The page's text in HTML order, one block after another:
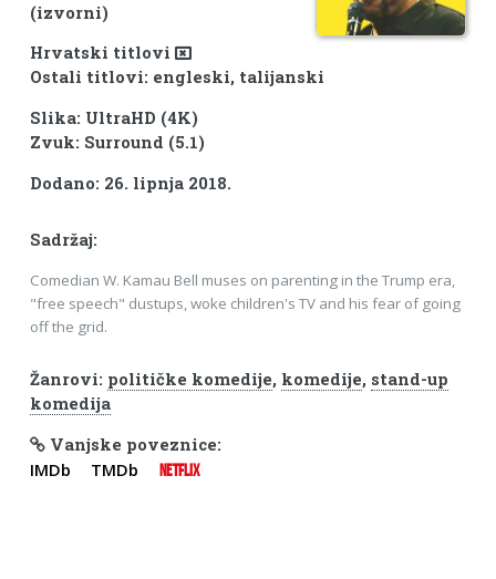
(izvorni)
Hrvatski titlovi
Ostali titlovi: engleski, talijanski
Slika: UltraHD (4K)
Zvuk: Surround (5.1)
Dodano: 26. lipnja 2018.
Sadržaj:
Comedian W. Kamau Bell muses on parenting in the Trump era,
"free speech" dustups, woke children's TV and his fear of going
off the grid.
Žanrovi: političke komedije, komedije, stand-up
komedija
Vanjske poveznice:
IMDb TMDb NETFLIX